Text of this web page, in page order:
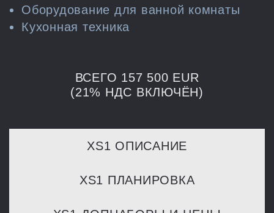
Оборудование для ванной комнаты
Кухонная техника
ВСЕГО 157 500 EUR
(21% НДС ВКЛЮЧЁН)
XS1 ОПИСАНИЕ
XS1 ПЛАНИРОВКА